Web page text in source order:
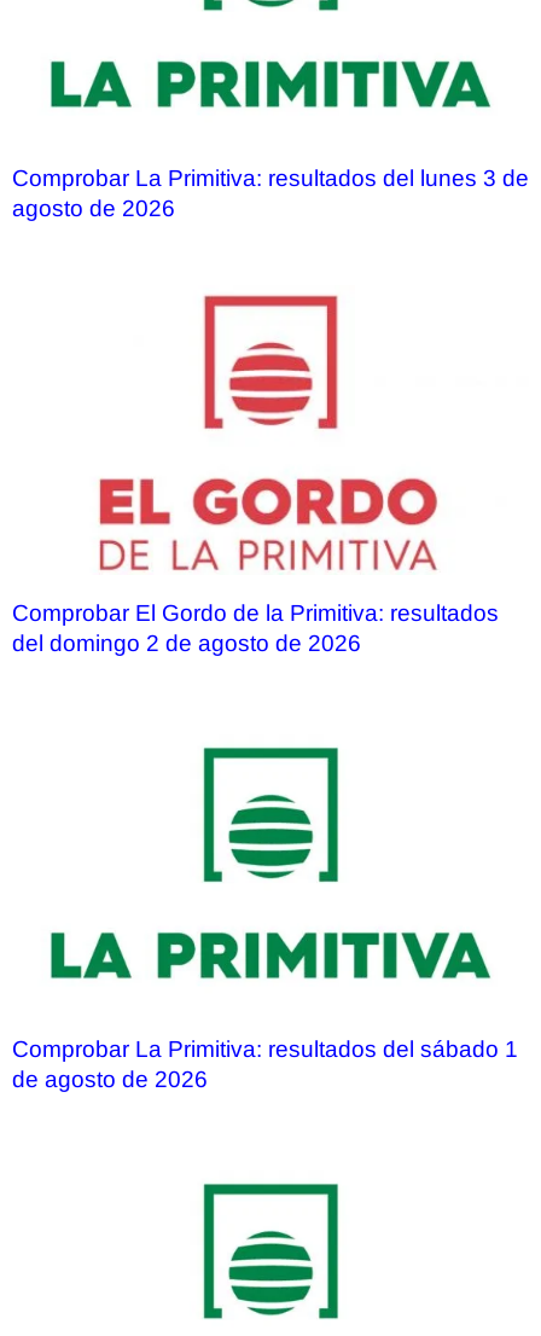
Comprobar La Primitiva: resultados del lunes 3 de
agosto de 2026
Comprobar El Gordo de la Primitiva: resultados
del domingo 2 de agosto de 2026
Comprobar La Primitiva: resultados del sábado 1
de agosto de 2026